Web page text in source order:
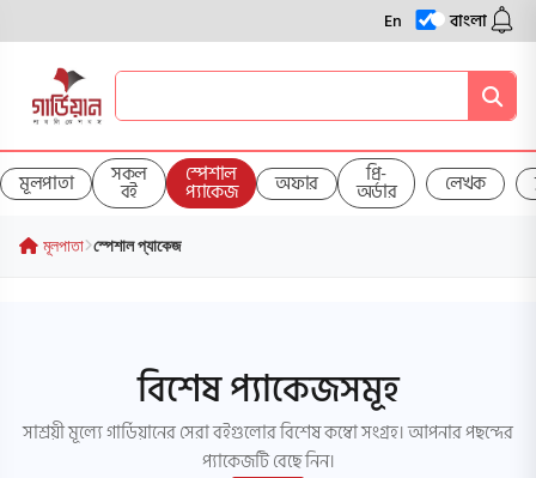
En বাংলা
মূলপাতা সকল
বই
স্পেশাল
প্যাকেজ অফার প্রি-
অর্ডার লেখক
মূলপাতা স্পেশাল প্যাকেজ
বিশেষ প্যাকেজসমূহ
সাশ্রয়ী মূল্যে গার্ডিয়ানের সেরা বইগুলোর বিশেষ কম্বো সংগ্রহ। আপনার পছন্দের
প্যাকেজটি বেছে নিন।